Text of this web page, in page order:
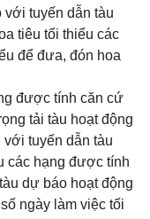
tuyến dẫn tàu
tiêu tối thiểu các
để đưa, đón hoa
được tính căn cứ
tải tàu hoạt động
tuyến dẫn tàu
các hạng được tính
dự báo hoạt động
ngày làm việc tối